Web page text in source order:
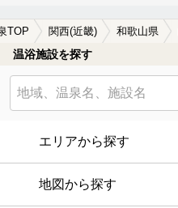
TOP 関西(近畿) 和歌山県
温浴施設を探す
エリアから探す
地図から探す